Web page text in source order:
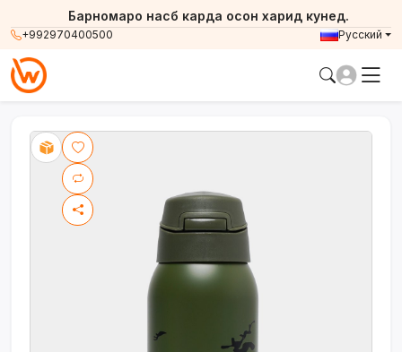
+992970400500
Барномаро насб карда осон харид кунед.
Русский